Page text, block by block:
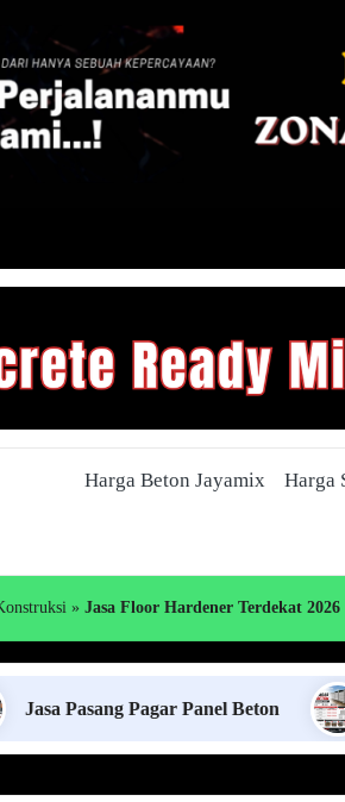
Harga Beton Jayamix Harga
» Jasa Floor Hardener Terdekat 2026
Pagar Panel Beton Harga